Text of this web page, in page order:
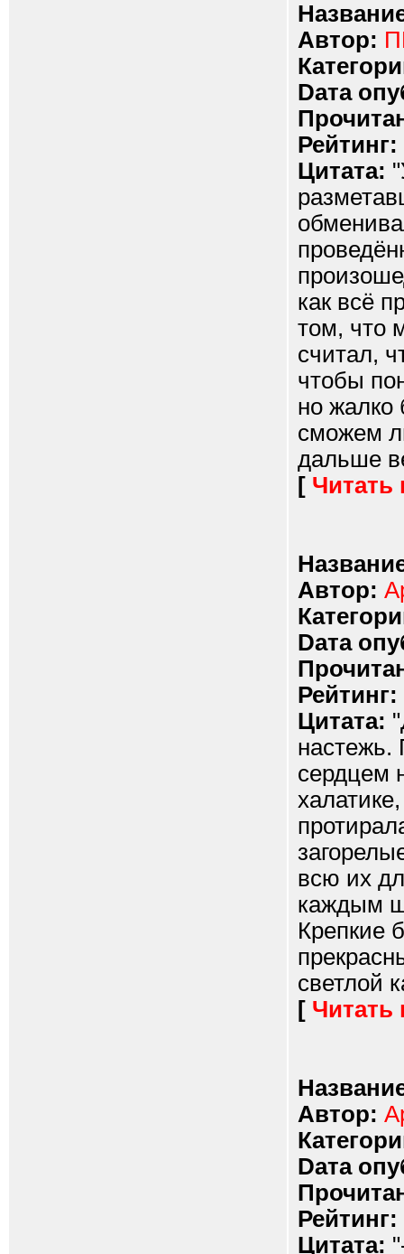
Автор:
Dата
Рейтинг:
Цитата:
как всё
том, что
считал,
чтобы
но жалко
сможем
дальше
[ Читать
Автор:
Dата
Рейтинг:
Цитата:
настежь.
сердцем
всю их
каждым
Крепкие
светлой
[ Читать
Автор:
Dата
Рейтинг:
Цитата: